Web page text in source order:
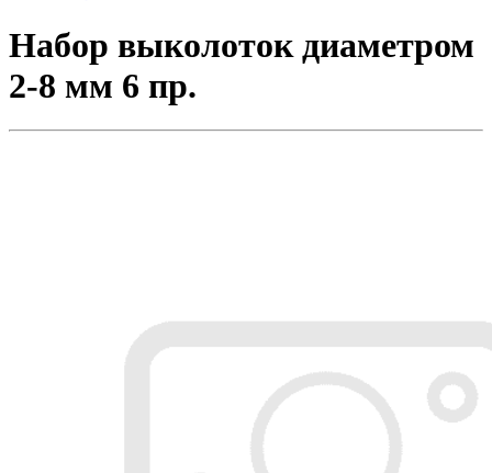
Набор выколоток диаметром
2-8 мм 6 пр.